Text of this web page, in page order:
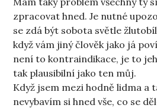
zpracovat hned. Je nutné
se zdá být sobota světle
když vám jiný člověk jako já
není to kontraindikace, je to
tak plausibilní jako ten můj.
Když jsem mezi hodně lidma a
nevybavím si hned vše, co se